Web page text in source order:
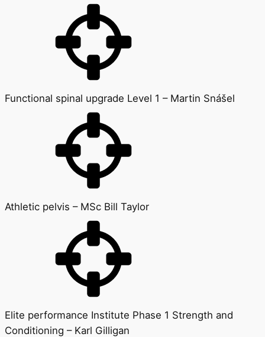
Functional spinal upgrade Level 1 – Martin Snášel
Athletic pelvis – MSc Bill Taylor
Elite performance Institute Phase 1 Strength and
Conditioning – Karl Gilligan